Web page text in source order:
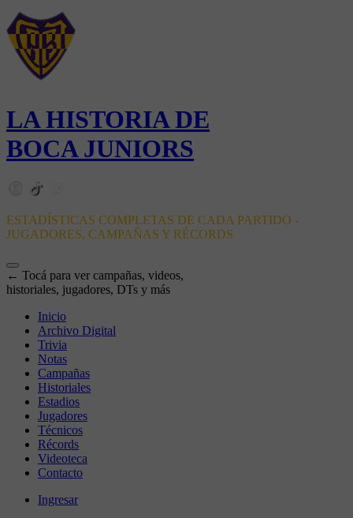
LA HISTORIA DE
BOCA JUNIORS
ESTADÍSTICAS COMPLETAS DE CADA PARTIDO -
JUGADORES, CAMPAÑAS Y RÉCORDS
← Tocá para ver campañas, videos,
historiales, jugadores, DTs y más
Inicio
Archivo Digital
Trivia
Notas
Campañas
Historiales
Estadios
Jugadores
Técnicos
Récords
Videoteca
Contacto
Ingresar